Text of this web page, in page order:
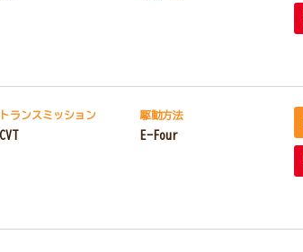
トランス ミッション
CVT
駆動方法
E-Four